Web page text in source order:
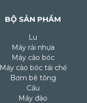
BỘ SẢN PHẨM
Lu
Máy rải nhựa
Máy cào bóc
Máy cào bóc tái chế
Bơm bê tông
Cẩu
Máy đào